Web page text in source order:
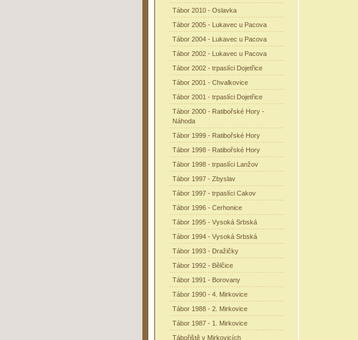
Tábor 2010 - Oslavka
Tábor 2005 - Lukavec u Pacova
Tábor 2004 - Lukavec u Pacova
Tábor 2002 - Lukavec u Pacova
Tábor 2002 - trpaslíci Dojetřice
Tábor 2001 - Chvalkovice
Tábor 2001 - trpaslíci Dojetřice
Tábor 2000 - Ratibořské Hory -
Náhoda
Tábor 1999 - Ratibořské Hory
Tábor 1998 - Ratibořské Hory
Tábor 1998 - trpaslíci Lanžov
Tábor 1997 - Zbyslav
Tábor 1997 - trpaslíci Cakov
Tábor 1996 - Cerhonice
Tábor 1995 - Vysoká Srbská
Tábor 1994 - Vysoká Srbská
Tábor 1993 - Dražičky
Tábor 1992 - Bělčice
Tábor 1991 - Borovany
Tábor 1990 - 4. Mirkovice
Tábor 1988 - 2. Mirkovice
Tábor 1987 - 1. Mirkovice
Tábořiště v Mirkovicích